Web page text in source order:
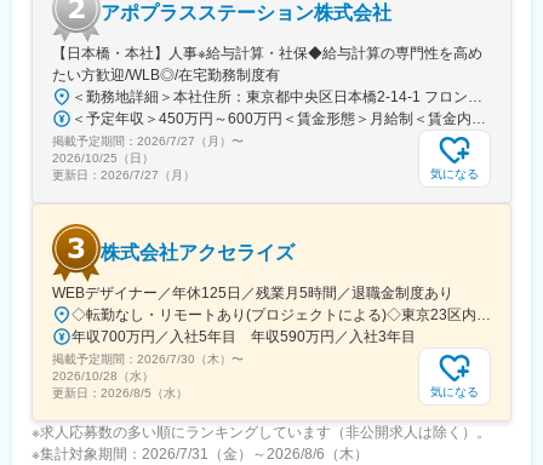
アポプラスステーション株式会社
【日本橋・本社】人事※給与計算・社保◆給与計算の専門性を高め
たい方歓迎/WLB◎/在宅勤務制度有
掲載予定期間： 2026/7/27（月） 〜
2026/10/25（日）
更新日： 2026/7/27（月） 気になる
株式会社アクセライズ
WEBデザイナー／年休125日／残業月5時間／退職金制度あり
年収700万円／入社5年目 年収590万円／入社3年目
掲載予定期間： 2026/7/30（木） 〜
2026/10/28（水）
更新日： 2026/8/5（水） 気になる
※求人応募数の多い順にランキングしています（非公開求人は除く）。
※集計対象期間：2026/7/31（金）～2026/8/6（木）